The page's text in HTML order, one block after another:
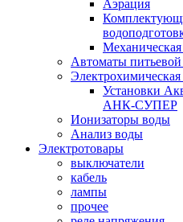
Аэрация
Автоматы
Установки
АНК-СУПЕР
Ионизаторы воды
Анализ воды
Электротовары
выключатели
кабель
лампы
прочее